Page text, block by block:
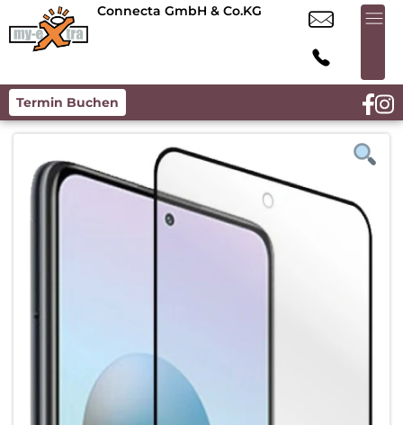
Connecta GmbH & Co.KG
Termin Buchen